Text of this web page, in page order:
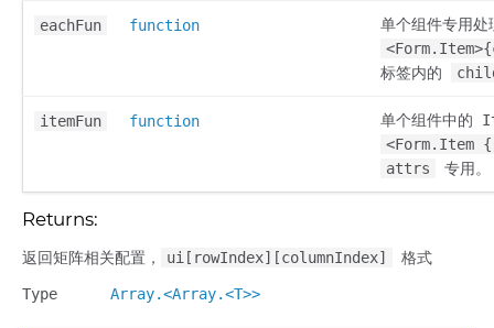
eachFun function
单个组件专用处
标签内的
itemFun function
单个组件中的
attrs
专用。
Returns:
返回矩阵相关配置， ui[rowIndex][columnIndex] 格式
Type Array.<Array.<T>>